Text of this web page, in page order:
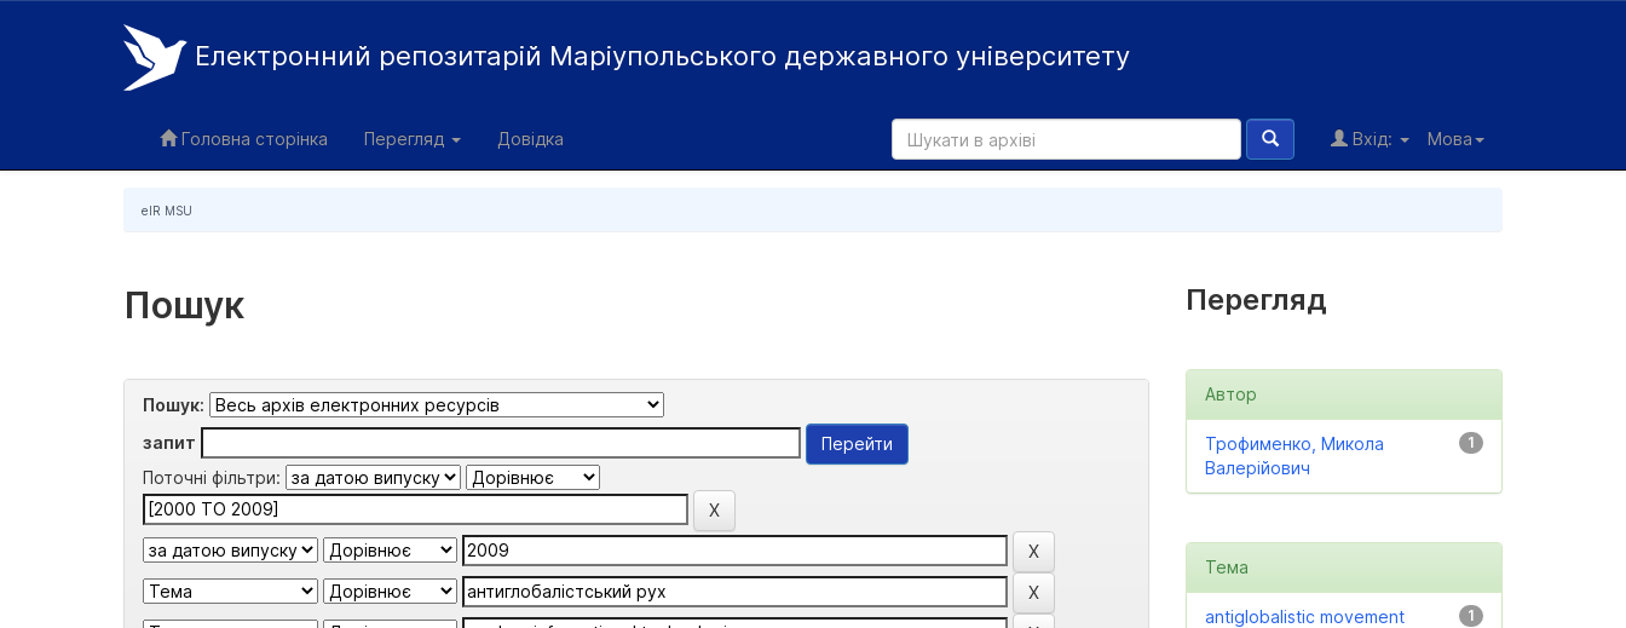
Електронний репозитарій Маріупольського державного університету
Головна сторінка Перегляд Довідка Мова
Вхід:
eIR MSU
Пошук
Пошук:
запит
Поточні фільтри:
Перегляд
Автор
1
Трофименко, Микола
Валерійович
Тема
1
antiglobalistic movement